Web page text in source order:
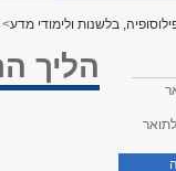
בלשנות ולימודי מדע>
הליך